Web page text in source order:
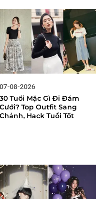
07-08-2026
30 Tuổi Mặc Gì Đi Đám
Cưới? Top Outfit Sang
Chảnh, Hack Tuổi Tốt